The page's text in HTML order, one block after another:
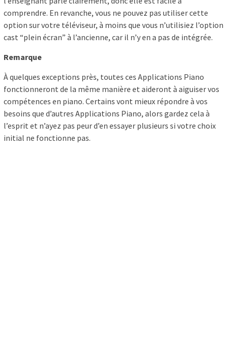
comprendre. En revanche, vous ne pouvez pas utiliser cette
option sur votre téléviseur, à moins que vous n’utilisiez l’option
cast “plein écran” à l’ancienne, car il n’y en a pas de intégrée.
Remarque
À quelques exceptions près, toutes ces Applications Piano
fonctionneront de la même manière et aideront à aiguiser vos
compétences en piano. Certains vont mieux répondre à vos
besoins que d’autres Applications Piano, alors gardez cela à
l’esprit et n’ayez pas peur d’en essayer plusieurs si votre choix
initial ne fonctionne pas.